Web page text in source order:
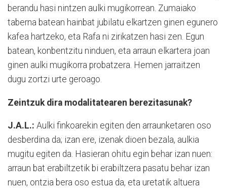
berandu hasi nintzen aulki mugikorrean. Zumaiako
taberna batean hainbat jubilatu elkartzen ginen egunero
kafea hartzeko, eta Rafa ni zirikatzen hasi zen. Egun
batean, konbentzitu ninduen, eta arraun elkartera joan
ginen aulki mugikorra probatzera. Hemen jarraitzen
dugu zortzi urte geroago.
Zeintzuk dira modalitatearen berezitasunak?
J.A.L.: Aulki finkoarekin egiten den arraunketaren oso
desberdina da; izan ere, izenak dioen bezala, aulkia
mugitu egiten da. Hasieran ohitu egin behar izan nuen:
arraun bat erabiltzetik bi erabiltzera pasatu behar izan
nuen, ontzia bera oso estua da, eta uretatik altuera